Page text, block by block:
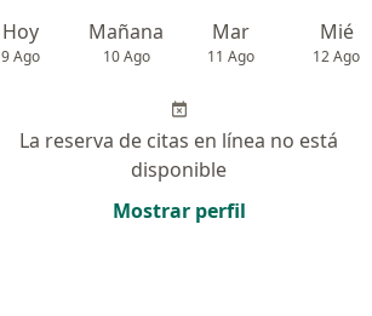
Hoy
9 Ago
Mañana
10 Ago
Mar
11 Ago
Mié
12 Ago
La reserva de citas en línea no está
disponible
Mostrar perfil